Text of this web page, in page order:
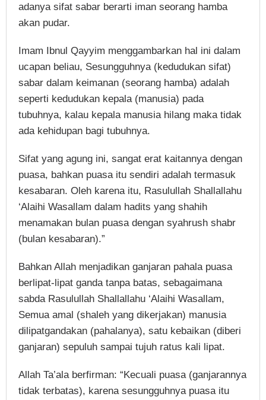
adanya sifat sabar berarti iman seorang hamba
akan pudar.
Imam Ibnul Qayyim menggambarkan hal ini dalam
ucapan beliau, Sesungguhnya (kedudukan sifat)
sabar dalam keimanan (seorang hamba) adalah
seperti kedudukan kepala (manusia) pada
tubuhnya, kalau kepala manusia hilang maka tidak
ada kehidupan bagi tubuhnya.
Sifat yang agung ini, sangat erat kaitannya dengan
puasa, bahkan puasa itu sendiri adalah termasuk
kesabaran. Oleh karena itu, Rasulullah Shallallahu
‘Alaihi Wasallam dalam hadits yang shahih
menamakan bulan puasa dengan syahrush shabr
(bulan kesabaran).”
Bahkan Allah menjadikan ganjaran pahala puasa
berlipat-lipat ganda tanpa batas, sebagaimana
sabda Rasulullah Shallallahu ‘Alaihi Wasallam,
Semua amal (shaleh yang dikerjakan) manusia
dilipatgandakan (pahalanya), satu kebaikan (diberi
ganjaran) sepuluh sampai tujuh ratus kali lipat.
Allah Ta’ala berfirman: “Kecuali puasa (ganjarannya
tidak terbatas), karena sesungguhnya puasa itu